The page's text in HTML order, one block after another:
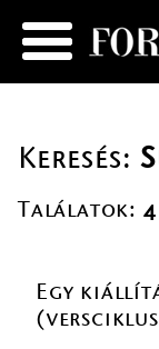
Keresés:
Találatok: 4
Egy